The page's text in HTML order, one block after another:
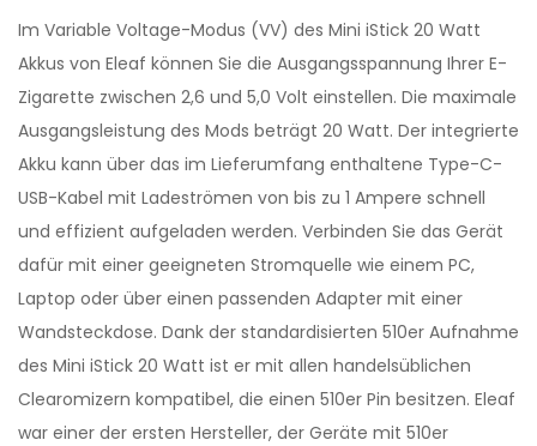
Im Variable Voltage-Modus (VV) des Mini iStick 20 Watt
Akkus von Eleaf können Sie die Ausgangsspannung Ihrer E-
Zigarette zwischen 2,6 und 5,0 Volt einstellen. Die maximale
Ausgangsleistung des Mods beträgt 20 Watt. Der integrierte
Akku kann über das im Lieferumfang enthaltene Type-C-
USB-Kabel mit Ladeströmen von bis zu 1 Ampere schnell
und effizient aufgeladen werden. Verbinden Sie das Gerät
dafür mit einer geeigneten Stromquelle wie einem PC,
Laptop oder über einen passenden Adapter mit einer
Wandsteckdose. Dank der standardisierten 510er Aufnahme
des Mini iStick 20 Watt ist er mit allen handelsüblichen
Clearomizern kompatibel, die einen 510er Pin besitzen. Eleaf
war einer der ersten Hersteller, der Geräte mit 510er